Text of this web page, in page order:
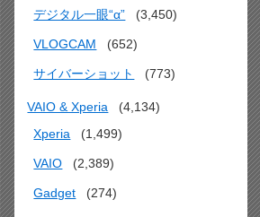
デジタル一眼“α”
(3,450)
VLOGCAM (652)
サイバーショット (773)
VAIO & Xperia
(4,134)
Xperia
(1,499)
VAIO (2,389)
Gadget (274)